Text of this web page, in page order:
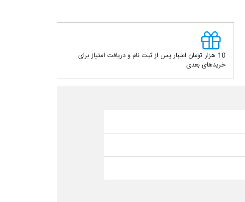
10 هزار تومان اعتبار پس از ثبت نام و دریافت امتیاز برای
خریدهای بعدی